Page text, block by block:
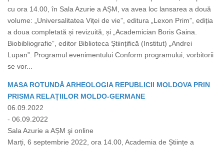
cu ora 14.00, în Sala Azurie a AȘM, va avea loc lansarea a două
volume: „Universalitatea Viței de vie”, editura „Lexon Prim”, ediția
a doua completată și revizuită, și „Academician Boris Gaina.
Biobibliografie”, editor Biblioteca Științifică (Institut) „Andrei
Lupan”. Programul evenimentului Conform programului, vorbitorii
se vor...
MASA ROTUNDĂ ARHEOLOGIA REPUBLICII MOLDOVA PRIN
PRISMA RELAȚIILOR MOLDO-GERMANE
06.09.2022
- 06.09.2022
Sala Azurie a AȘM şi online
Marți, 6 septembrie 2022, ora 14.00, Academia de Științe a